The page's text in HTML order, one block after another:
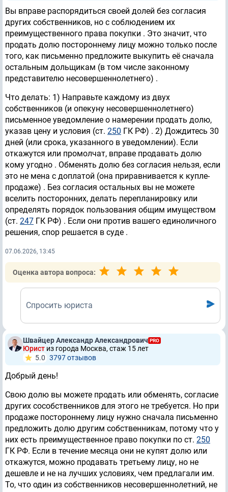
Вы вправе распорядиться своей долей без согласия
других собственников, но с соблюдением их
преимущественного права покупки . Это значит, что
продать долю постороннему лицу можно только после
того, как письменно предложите выкупить её сначала
остальным дольщикам (в том числе законному
представителю несовершеннолетнего) .
Что делать: 1) Направьте каждому из двух
собственников (и опекуну несовершеннолетнего)
письменное уведомление о намерении продать долю,
указав цену и условия (ст. 250 ГК РФ) . 2) Дождитесь 30
дней (или срока, указанного в уведомлении). Если
откажутся или промолчат, вправе продавать долю
кому угодно . Обменять долю без согласия нельзя, если
это не мена с доплатой (она приравнивается к купле-
продаже) . Без согласия остальных вы не можете
вселить посторонних, делать перепланировку или
определять порядок пользования общим имуществом
(ст. 247 ГК РФ) . Если они против вашего единоличного
решения, спор решается в суде .
07.06.2026, 13:45
Оценка автора вопроса:
Спросить юриста
Швайцер Александр Александрович PRO
Юрист из города Москва, стаж 15 лет
5.0 3797 отзывов
Добрый день!
Свою долю вы можете продать или обменять, согласие
других сособственников для этого не требуется. Но при
продаже постороннему лицу нужно сначала письменно
предложить долю другим собственникам, потому что у
них есть преимущественное право покупки по ст. 250
ГК РФ. Если в течение месяца они не купят долю или
откажутся, можно продавать третьему лицу, но не
дешевле и не на лучших условиях, чем предлагали им.
То, что один из собственников несовершеннолетний, не